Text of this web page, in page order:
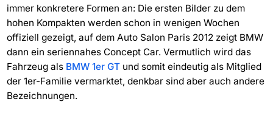
immer konkretere Formen an: Die ersten Bilder zu dem
hohen Kompakten werden schon in wenigen Wochen
offiziell gezeigt, auf dem Auto Salon Paris 2012 zeigt BMW
dann ein seriennahes Concept Car. Vermutlich wird das
Fahrzeug als BMW 1er GTund somit eindeutig als Mitglied
der 1er-Familie vermarktet, denkbar sind aber auch andere
Bezeichnungen.